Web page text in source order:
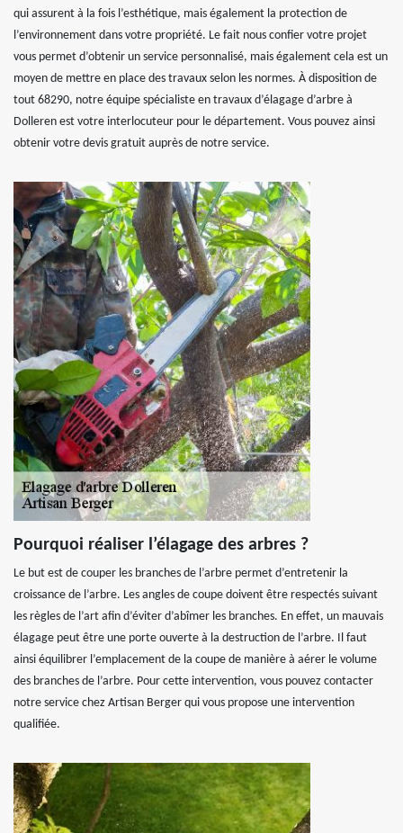
qui assurent à la fois l’esthétique, mais également la protection de
l’environnement dans votre propriété. Le fait nous confier votre projet
vous permet d’obtenir un service personnalisé, mais également cela est un
moyen de mettre en place des travaux selon les normes. À disposition de
tout 68290, notre équipe spécialiste en travaux d’élagage d’arbre à
Dolleren est votre interlocuteur pour le département. Vous pouvez ainsi
obtenir votre devis gratuit auprès de notre service.
Pourquoi réaliser l’élagage des arbres ?
Le but est de couper les branches de l’arbre permet d’entretenir la
croissance de l’arbre. Les angles de coupe doivent être respectés suivant
les règles de l’art afin d’éviter d’abîmer les branches. En effet, un mauvais
élagage peut être une porte ouverte à la destruction de l’arbre. Il faut
ainsi équilibrer l’emplacement de la coupe de manière à aérer le volume
des branches de l’arbre. Pour cette intervention, vous pouvez contacter
notre service chez Artisan Berger qui vous propose une intervention
qualifiée.